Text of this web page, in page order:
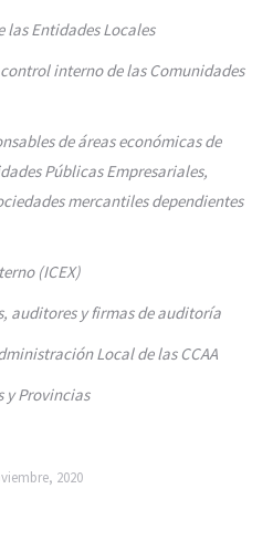
las Entidades Locales
interno de las Comunidades
de áreas económicas de
Públicas Empresariales,
mercantiles dependientes
(ICEX)
auditores y firmas de auditoría
Local de las CCAA
y Provincias
2020